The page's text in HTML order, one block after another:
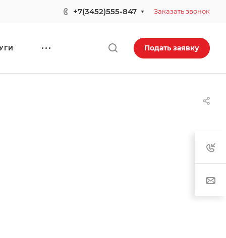
+7(3452)555-847 Заказать звонок
Подать заявку